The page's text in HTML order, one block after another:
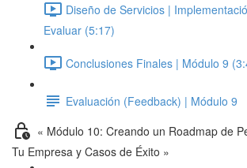
Diseño de Servicios |
Evaluar (5:17)
Conclusiones Finales | Módulo 9
Evaluación (Feedback) | Módulo 9
« Módulo 10: Creando un Roadmap de
Tu Empresa y Casos de Éxito »